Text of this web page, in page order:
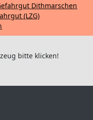
Dithmarschen
(LZG)
bitte klicken!